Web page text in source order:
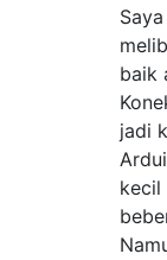
baik
jadi
kecil